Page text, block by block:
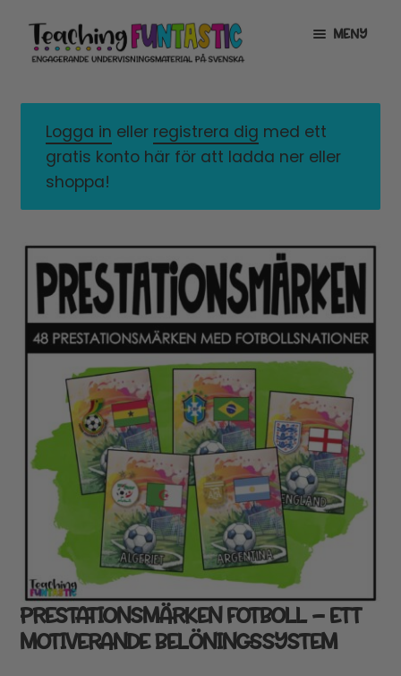
Hoppa
till
navigering
Gå
till
innehåll
MENY
MITT KONTO
GRATISMATERIAL
LICENSER
EXPANDERA
UNDERMENY
TYPSNITT
Logga in eller registrera dig med ett
gratis konto här för att ladda ner eller
shoppa!
PRESTATIONSMÄRKEN FOTBOLL – ETT
MOTIVERANDE BELÖNINGSSYSTEM